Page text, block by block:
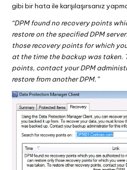
gibi bir hata ile karşılaşırsanız
“DPM found no recovery points
restore on the specified DPM
those recovery points for which
at the time the backup was taken.
points, contact your DPM
restore from another DPM.”